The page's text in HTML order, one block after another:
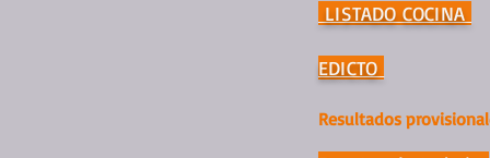
LISTADO COCINA
EDICTO
Resultados